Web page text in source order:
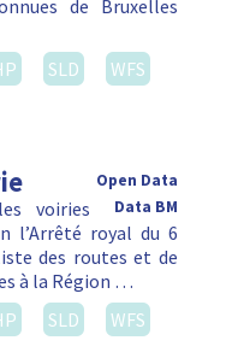
de Bruxelles
SLD
WFS
Open Data
Data BM
voiries
l’Arrêté royal du 6
des routes et de
à la Région …
SLD
WFS